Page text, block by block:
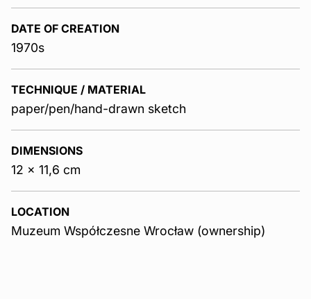
DATE OF CREATION
1970s
TECHNIQUE / MATERIAL
paper/pen/hand-drawn sketch
DIMENSIONS
12 x 11,6 cm
LOCATION
Muzeum Współczesne Wrocław (ownership)